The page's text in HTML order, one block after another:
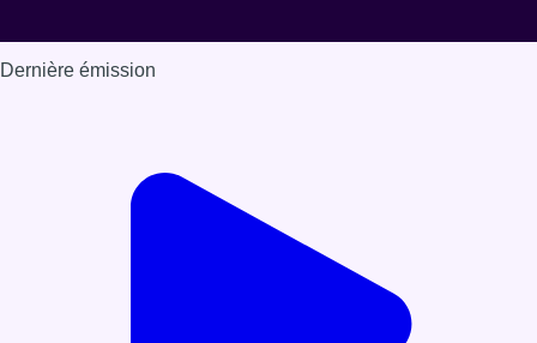
Dernière émission